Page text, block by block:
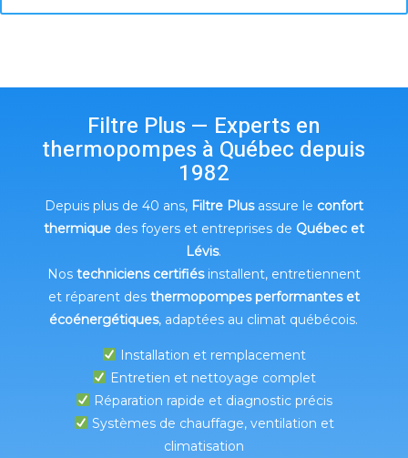
Filtre Plus — Experts en
thermopompes à Québec depuis
1982
Depuis plus de 40 ans, Filtre Plusassure le confort
thermiquedes foyers et entreprises de Québec et
Lévis.
Nos techniciens certifiésinstallent, entretiennent
et réparent des thermopompes performantes et
écoénergétiques, adaptées au climat québécois.
Installation et remplacement
Entretien et nettoyage complet
Réparation rapide et diagnostic précis
Systèmes de chauffage, ventilation et
climatisation